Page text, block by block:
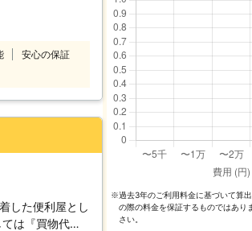
で真心を込めた
、7つのオリジ
リティマインド
伺いいたしま
く「心のゆと
ために全力で取
安心の保証
した便利屋とし
は『買物代
※過去3年のご利⽤料⾦に基づいて算
の際の料⾦を保証するものではあり
さい。